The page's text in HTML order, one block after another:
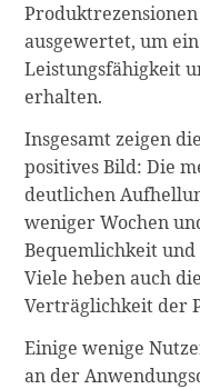
ausgewertet, um
Leistungsfähigkeit
erhalten.
Insgesamt zeigen
positives Bild: Die
deutlichen
weniger Wochen
Bequemlichkeit
Viele heben auch
Verträglichkeit der
Einige wenige
an der